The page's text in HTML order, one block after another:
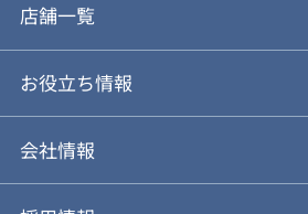
あなぶきの買取
仲介と買取のメリット・デメリット
動画やパンフレットで見る
購入の流れ
購入前も後も安心サポート
お気に入り
店舗一覧
お役立ち情報
不動産Q&A
会社情報